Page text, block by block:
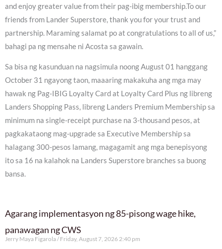
and enjoy greater value from their pag-ibig membership.To our
friends from Lander Superstore, thank you for your trust and
partnership. Maraming salamat po at congratulations to all of us,”
bahagi pa ng mensahe ni Acosta sa gawain.
Sa bisa ng kasunduan na nagsimula noong August 01 hanggang
October 31 ngayong taon, maaaring makakuha ang mga may
hawak ng Pag-IBIG Loyalty Card at Loyalty Card Plus ng libreng
Landers Shopping Pass, libreng Landers Premium Membership sa
minimum na single-receipt purchase na 3-thousand pesos, at
pagkakataong mag-upgrade sa Executive Membership sa
halagang 300-pesos lamang, magagamit ang mga benepisyong
ito sa 16 na kalahok na Landers Superstore branches sa buong
bansa.
Agarang implementasyon ng 85-pisong wage hike,
panawagan ng CWS
Jerry Maya Figarola Friday, August 7, 2026 2:40 pm